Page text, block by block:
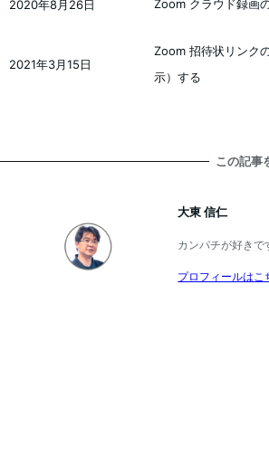
Zoom クラウド録画
2020年8月26日
Zoom 招待状リンク
示）する
投稿日
2021年3月15日
この記事
大東 信仁
カンパチが好きで
プロフィールはこ